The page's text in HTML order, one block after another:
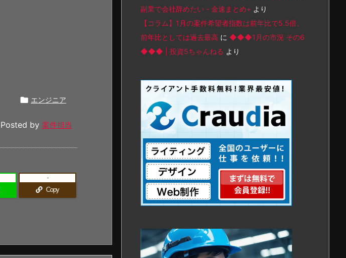
 エンジニア
Posted by 案件担当
Copy
-
副業で会社辞めたい - 金速まとめ+ より
【コラム】1月の案件希望者指数は前年比で5.5倍、
前年比としては過去最高 に ◆◆◆1月の市況 その6
◆◆◆ | 投資5ちゃんねる より